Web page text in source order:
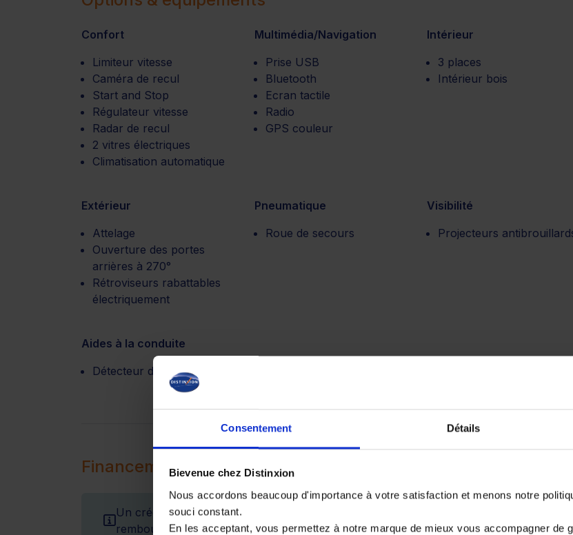
Consentement Détails
Bievenue chez Distinxion
Nous accordons beaucoup d'importance à votre satisfaction et menons notre
souci constant.
En les acceptant, vous permettez à notre marque de mieux vous accompagner de
Confort
Limiteur vitesse
Caméra de recul
Start and Stop
Régulateur vitesse
Radar de recul
2 vitres électriques
Climatisation automatique
Multimédia/Navigation
Prise USB
Bluetooth
Ecran tactile
Radio
GPS couleur
Intérieur
3 places
Intérieur bois
Extérieur
Attelage
Ouverture des portes
arrières à 270°
Rétroviseurs rabattables
électriquement
Pneumatique
Roue de secours
Visibilité
Projecteurs
Aides à la conduite
Détecteur d'Angles Morts
Financement
Un crédit vous engage et doit être remboursé. Vérifiez vos capacités de
remboursement avant de vous engager.